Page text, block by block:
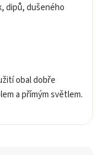
dipů, dušeného
obal dobře
a přímým světlem.